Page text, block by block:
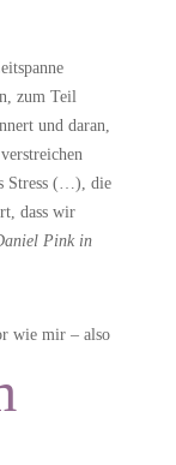
zum Teil
und daran,
Stress (…), die
dass wir
Pink in
wie mir – also